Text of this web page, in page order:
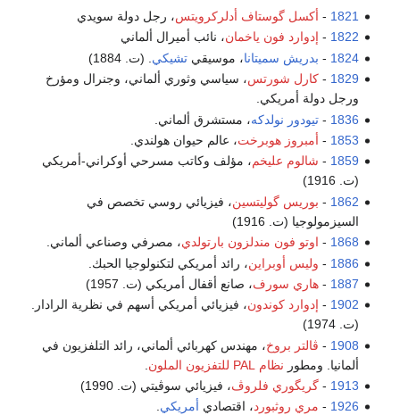
1821
- أكسل گوستاف أدلركرويتس، رجل دولة سويدي
1822
- إدوارد فون ياخمان، نائب أميرال ألماني
1824
- بدريش سميتانا، موسيقيتشيكي . (ت. 1884)
1829
-كارل شورتس، سياسي وثوري ألماني، وجنرال ومؤرخ
ورجل دولة أمريكي.
1836
-تيودور نولدكه، مستشرق ألماني.
1853
- أمبروز هوبرخت، عالم حيوان هولندي.
1859
- شالوم عليخم، مؤلف وكاتب مسرحي أوكراني-أمريكي
(ت. 1916)
1862
- بوريس گوليتسين، فيزيائي روسي تخصص في
السيزمولوجيا (ت. 1916)
1868
- اوتو فون مندلزون بارتولدي، مصرفي وصناعي ألماني.
1886
- وليس أوبراين، رائد أمريكي لتكنولوجيا الحبك.
1887
-هاري سورف، صانع أقفال أمريكي (ت. 1957)
1902
- إدوارد كوندون، فيزيائي أمريكي أسهم في نظرية الرادار.
(ت. 1974)
1908
- ڤالتر بروخ، مهندس كهربائي ألماني، رائد التلفزيون في
ألمانيا. ومطور نظام PAL للتفزيون الملون
1913
-گريگوري فلروڤ، فيزيائي سوڤيتي (ت. 1990)
1926
- مري روثبورد، اقتصادي أمريكي.